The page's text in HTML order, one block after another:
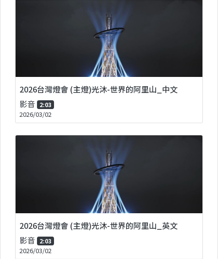
2026台灣燈會 (主燈)光沐-世界的阿里山_中文
影音 2:03
2026/03/02
2026台灣燈會 (主燈)光沐-世界的阿里山_英文
影音 2:03
2026/03/02